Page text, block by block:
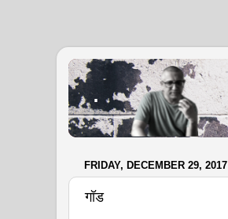
.
FRIDAY, DECEMBER 29, 2017
गॉड